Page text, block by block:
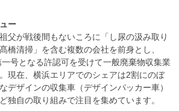
ー
父が戦後間もないころに「し尿の汲み取り
橋清掃」を含む複数の会社を前身とし、
号となる許認可を受けて一般廃棄物収集業
現在、横浜エリアでのシェアは2割にのぼ
デザインの収集車（デザインパッカー車）
独自の取り組みで注目を集めています。